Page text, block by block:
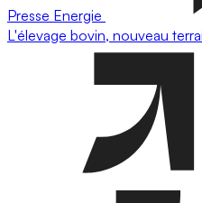
Presse Energie
L'élevage bovin, nouveau